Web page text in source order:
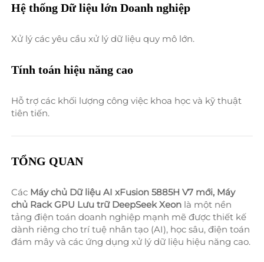
Hệ thống Dữ liệu lớn Doanh nghiệp
Xử lý các yêu cầu xử lý dữ liệu quy mô lớn.
Tính toán hiệu năng cao
Hỗ trợ các khối lượng công việc khoa học và kỹ thuật
tiên tiến.
TỔNG QUAN
Các Máy chủ Dữ liệu AI xFusion 5885H V7 mới, Máy
chủ Rack GPU Lưu trữ DeepSeek Xeon là một nền
tảng điện toán doanh nghiệp mạnh mẽ được thiết kế
dành riêng cho trí tuệ nhân tạo (AI), học sâu, điện toán
đám mây và các ứng dụng xử lý dữ liệu hiệu năng cao.